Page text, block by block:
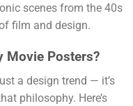
scenes from the 40s
film and design.
Movie Posters?
a design trend — it’s
philosophy. Here’s